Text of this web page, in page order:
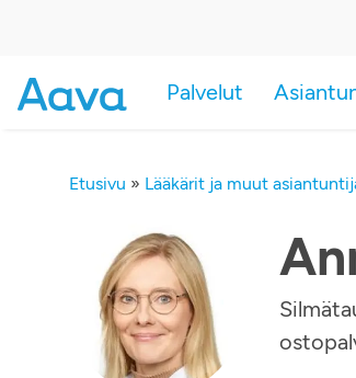
Palvelut
Etusivu » Lääkärit ja muut